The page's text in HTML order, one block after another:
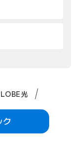
光
ク